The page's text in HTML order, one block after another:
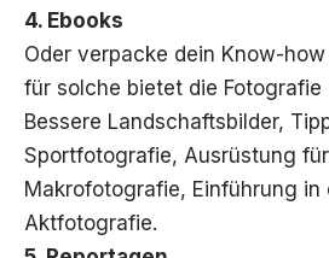
4. Ebooks
Oder verpacke dein Know-how
für solche bietet die Fotografie
Bessere Landschaftsbilder,
Sportfotografie, Ausrüstung
Makrofotografie, Einführung in
Aktfotografie.